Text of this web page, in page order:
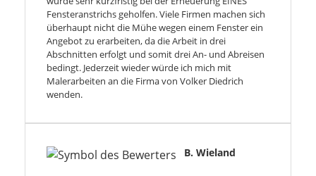
Fensteranstrichs geholfen. Viele Firmen machen sich
überhaupt nicht die Mühe wegen einem Fenster ein
Angebot zu erarbeiten, da die Arbeit in drei
Abschnitten erfolgt und somit drei An- und Abreisen
bedingt. Jederzeit wieder würde ich mich mit
Malerarbeiten an die Firma von Volker Diedrich
wenden.
B. Wieland